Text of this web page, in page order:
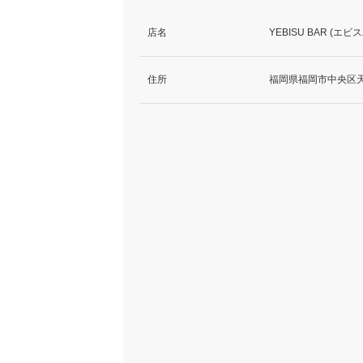
店名 YEBISU BAR (エビ
住所 福岡県福岡市中央区